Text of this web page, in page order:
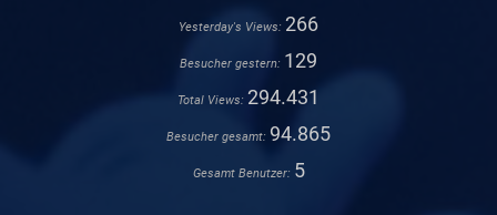
Yesterday's Views: 266
Besucher gestern: 129
Total Views: 294.431
Besucher gesamt: 94.865
Gesamt Benutzer: 5